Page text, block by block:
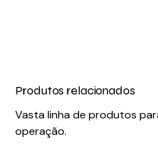
Produtos relacionados
Vasta linha de produtos
operação.